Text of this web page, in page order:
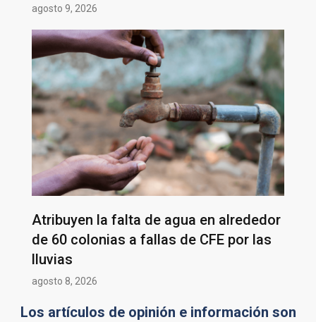
agosto 9, 2026
Atribuyen la falta de agua en alrededor
de 60 colonias a fallas de CFE por las
lluvias
agosto 8, 2026
Los artículos de opinión e información son